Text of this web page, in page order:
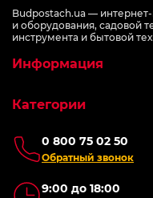
Budpostach.ua —
и оборудования, садовой
инструмента и бытовой
0 800 75 02 50
Обратный звонок
9:00 до 18:00
Информация
Категории